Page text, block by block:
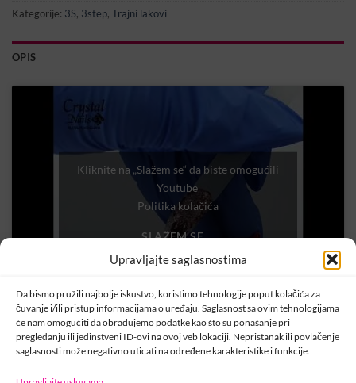
Upravljajte saglasnostima
Da bismo pružili najbolje iskustvo, koristimo tehnologije poput kolačića za
čuvanje i/ili pristup informacijama o uređaju. Saglasnost sa ovim tehnologijama
će nam omogućiti da obrađujemo podatke kao što su ponašanje pri
pregledanju ili jedinstveni ID-ovi na ovoj veb lokaciji. Nepristanak ili povlačenje
saglasnosti može negativno uticati na određene karakteristike i funkcije.
Kategorije: 3S, 3step, Trajni lakovi
OPIS
Kliknite na „Slažem se“ da biste omogućili
Youtube
Politika kolačića
SLAŽEM SE